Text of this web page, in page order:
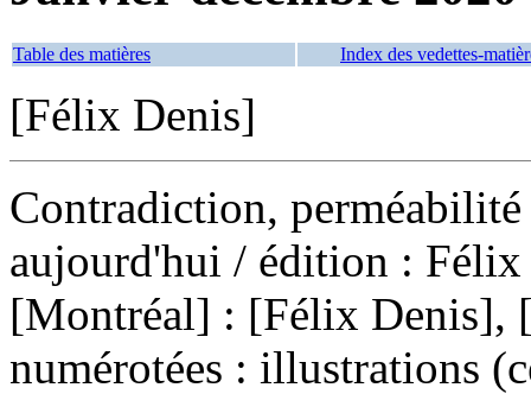
Table des matières Index des vedettes-
[Félix Denis]
Contradiction,
aujourd'hui / édition :
[Montréal] : [Félix Denis],
numérotées : illustrations